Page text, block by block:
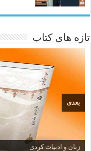
تازه های کتاب
زبان و ادبیات کردی
بعدی